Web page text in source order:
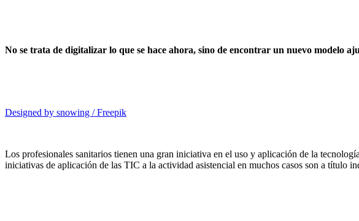
No se trata de digitalizar lo que se hace ahora, sino de encontrar un nuevo modelo
Designed by snowing / Freepik
Los profesionales sanitarios tienen una gran iniciativa en el uso y aplicación de la
iniciativas de aplicación de las TIC a la actividad asistencial en muchos casos son a título